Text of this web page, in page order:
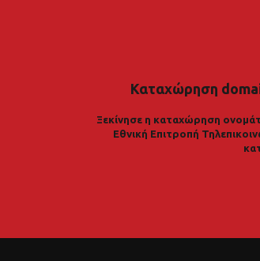
Καταχώρηση
Ξεκίνησε η καταχώρηση
Εθνική Επιτροπή